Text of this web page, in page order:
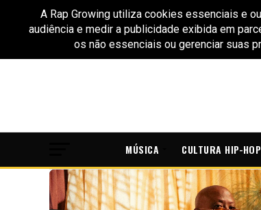
MÚSICA CULTURA HIP-HOP